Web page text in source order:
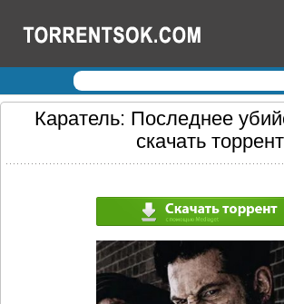
Логин: Пароль:
Регистрация
Каратель: Последнее
скачать торрент